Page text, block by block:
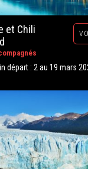
et Chili
départ : 2 au 19 mars